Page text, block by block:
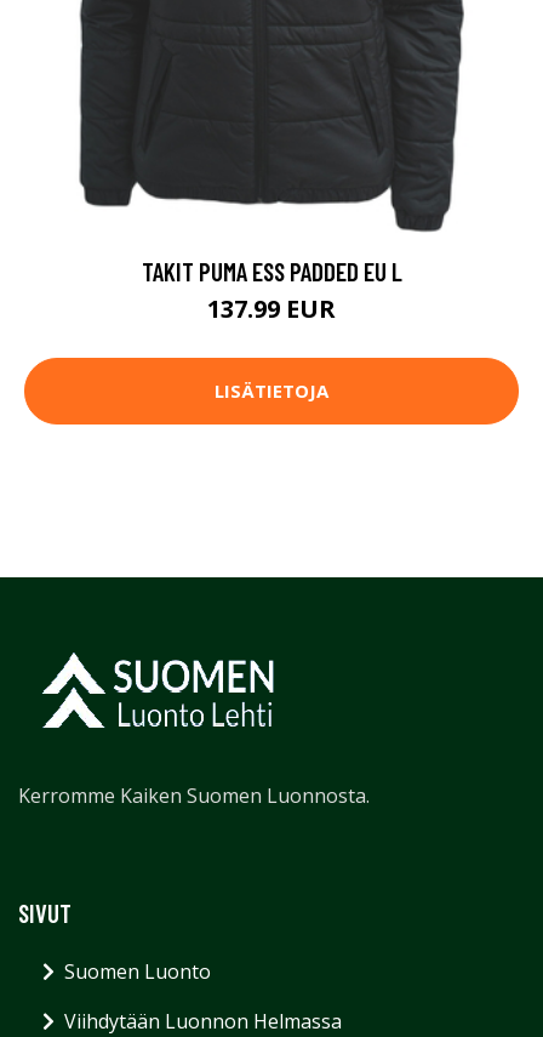
TAKIT PUMA ESS PADDED EU L
137.99 EUR
LISÄTIETOJA
Kerromme Kaiken Suomen Luonnosta.
SIVUT
Suomen Luonto
Viihdytään Luonnon Helmassa